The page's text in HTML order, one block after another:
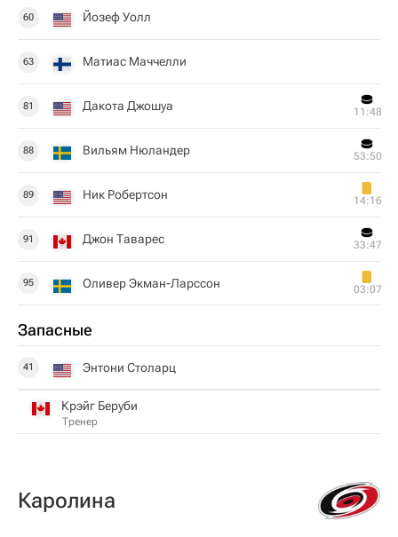
60 Йозеф Уолл
63 Матиас Маччелли
81 Дакота Джошуа 11:48
88 Вильям Нюландер 53:50
89 Ник Робертсон 14:16
91 Джон Таварес 33:47
95 Оливер Экман-Ларссон 03:07
Запасные
41 Энтони Столарц
Крэйг Беруби
Тренер
Каролина